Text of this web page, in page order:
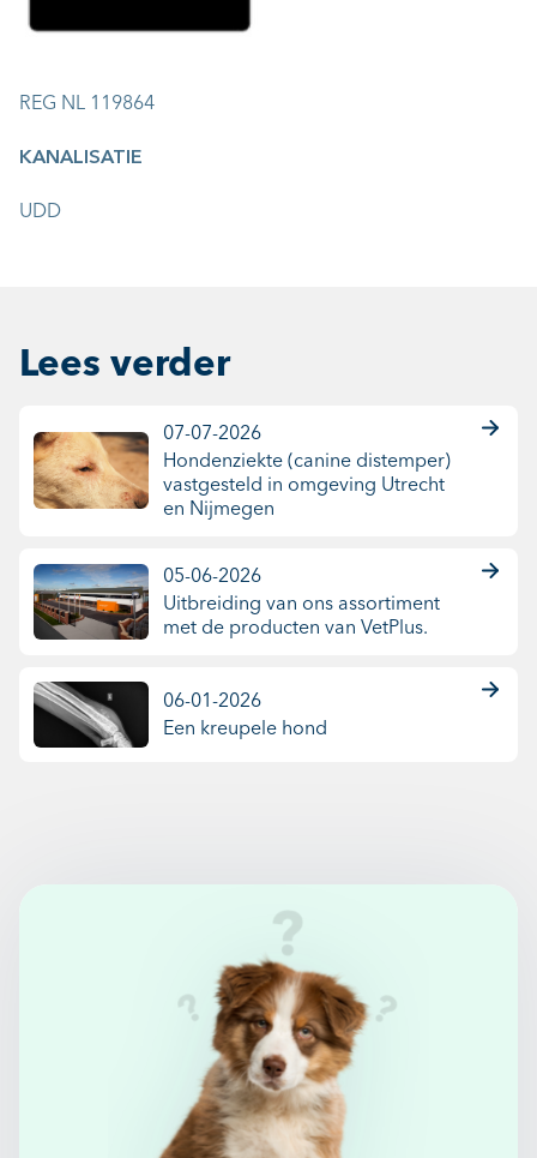
REG NL 119864
KANALISATIE
UDD
Lees verder
07-07-2026
Hondenziekte (canine distemper)
vastgesteld in omgeving Utrecht
en Nijmegen
05-06-2026
Uitbreiding van ons assortiment
met de producten van VetPlus.
06-01-2026
Een kreupele hond